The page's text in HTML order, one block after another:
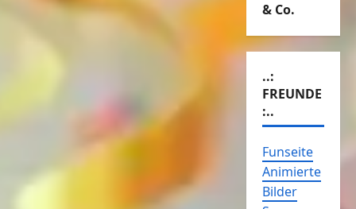
& Co.
..:
FREUNDE
:..
Funseite
Animierte
Bilder